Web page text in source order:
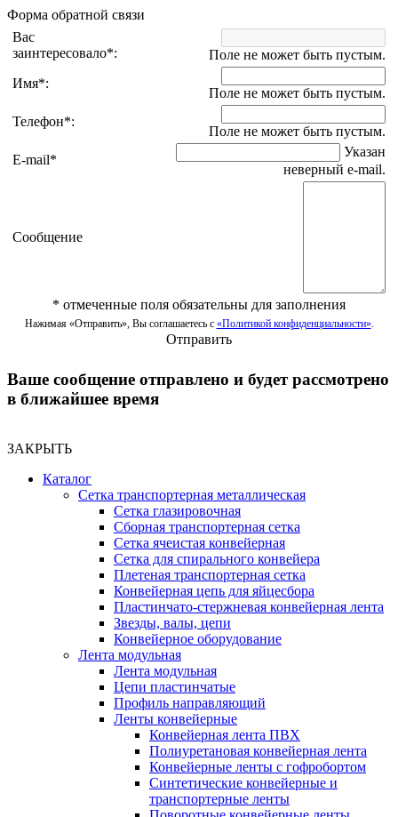
Форма обратной связи
Вас
заинтересовало*:
Поле не может быть пустым.
Имя*:
Поле не может быть пустым.
Телефон*:
Поле не может быть пустым.
E-mail*
Указан
неверный e-mail.
Сообщение
* отмеченные поля обязательны для заполнения
Нажимая «Отправить», Вы соглашаетесь с «Политикой конфиденциальности».
Отправить
Ваше сообщение отправлено и будет рассмотрено
в ближайшее время
ЗАКРЫТЬ
Каталог
Сетка транспортерная металлическая
Сетка глазировочная
Сборная транспортерная сетка
Сетка ячеистая конвейерная
Сетка для спирального конвейера
Плетеная транспортерная сетка
Конвейерная цепь для яйцесбора
Пластинчато-стержневая конвейерная лента
Звезды, валы, цепи
Конвейерное оборудование
Лента модульная
Лента модульная
Цепи пластинчатые
Профиль направляющий
Ленты конвейерные
Конвейерная лента ПВХ
Полиуретановая конвейерная лента
Конвейерные ленты с гофробортом
Синтетические конвейерные и
транспортерные ленты